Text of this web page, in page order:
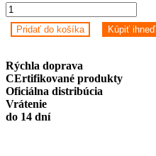
Mi
Vacuum
Mop
na
vodu
quantity
Pridať do košíka Kúpiť ihneď
Rýchla doprava
CErtifikované produkty
Oficiálna distribúcia
Vrátenie
do 14 dní